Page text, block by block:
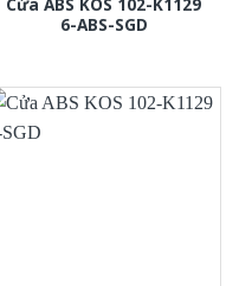
6-ABS-SGD